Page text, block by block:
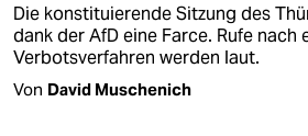
Die konstituierende Sitzung des
dank der AfD eine Farce. Rufe nach
Verbotsverfahren werden laut.
Von David Muschenich